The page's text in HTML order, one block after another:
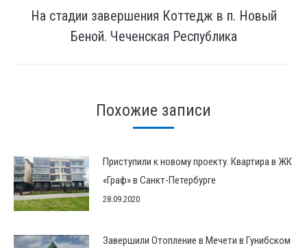
Следующая
запись:
На стадии завершения Коттедж в п. Новый
Беной. Чеченская Республика
Похожие записи
Приступили к новому проекту. Квартира в ЖК
«Граф» в Санкт-Петербурге
28.09.2020
Завершили Отопление в Мечети в Гунибском